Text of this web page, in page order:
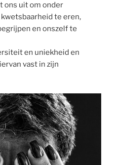
ons uit om onder
te eren,
en onszelf te
en uniekheid en
vast in zijn